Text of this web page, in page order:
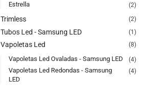
Estrella (2)
Trimless (2)
Tubos Led - Samsung LED (1)
Vapoletas Led (8)
Vapoletas Led Ovaladas - Samsung LED (4)
Vapoletas Led Redondas - Samsung
LED
(4)